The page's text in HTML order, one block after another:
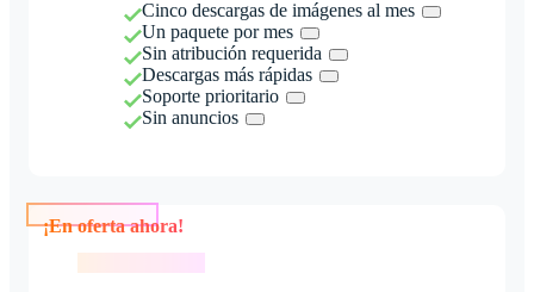
Cinco descargas de imágenes al mes
Un paquete por mes
Sin atribución requerida
Descargas más rápidas
Soporte prioritario
Sin anuncios